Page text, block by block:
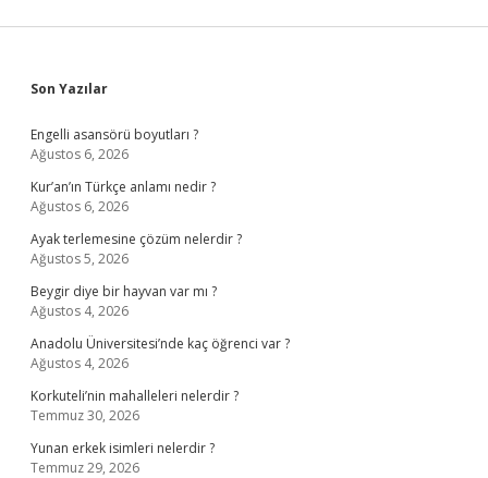
Sidebar
Son Yazılar
Engelli asansörü boyutları ?
Ağustos 6, 2026
Kur’an’ın Türkçe anlamı nedir ?
Ağustos 6, 2026
Ayak terlemesine çözüm nelerdir ?
Ağustos 5, 2026
Beygir diye bir hayvan var mı ?
Ağustos 4, 2026
Anadolu Üniversitesi’nde kaç öğrenci var ?
Ağustos 4, 2026
Korkuteli’nin mahalleleri nelerdir ?
Temmuz 30, 2026
Yunan erkek isimleri nelerdir ?
Temmuz 29, 2026